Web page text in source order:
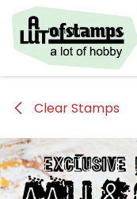
Overslaan naar inhoud
Clear Stamps